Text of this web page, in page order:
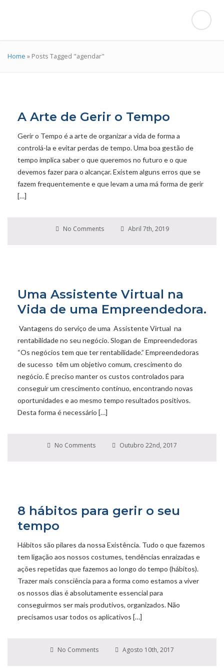
Home » Posts Tagged "agendar"
A Arte de Gerir o Tempo
Gerir o Tempo é a arte de organizar a vida de forma a
controlá-la e evitar perdas de tempo. Uma boa gestão de
tempo implica saber o que queremos no futuro e o que
devemos fazer para o alcançar. Existem alguns erros que se
fazem frequentemente e que levam a uma má forma de gerir
[…]
No Comments Abril 7th, 2019
Uma Assistente Virtual na
Vida de uma Empreendedora.
Vantagens do serviço de uma Assistente Virtual na
rentabilidade no seu negócio. Slogan de Empreendedoras
“Os negócios tem que ter rentabilidade.” Empreendedoras
de sucesso têm um objetivo comum, crescimento do
negócio. É preciso manter os custos controlados para
conseguir um crescimento contínuo, encontrando novas
oportunidades e ao mesmo tempo resultados positivos.
Desta forma é necessário […]
No Comments Outubro 22nd, 2017
8 hábitos para gerir o seu
tempo
Hábitos são pilares da nossa Existência. Tudo o que fazemos
tem ligação aos nossos costumes, tendências enraizadas e
ações repetidas que fazemos ao longo do tempo (hábitos).
Trazer mais consciência para a forma como estamos a viver
os nossos dias é absolutamente essencial para
conseguirmos ser mais produtivos, organizados. Não
precisamos usar todos os aplicativos […]
No Comments Agosto 10th, 2017